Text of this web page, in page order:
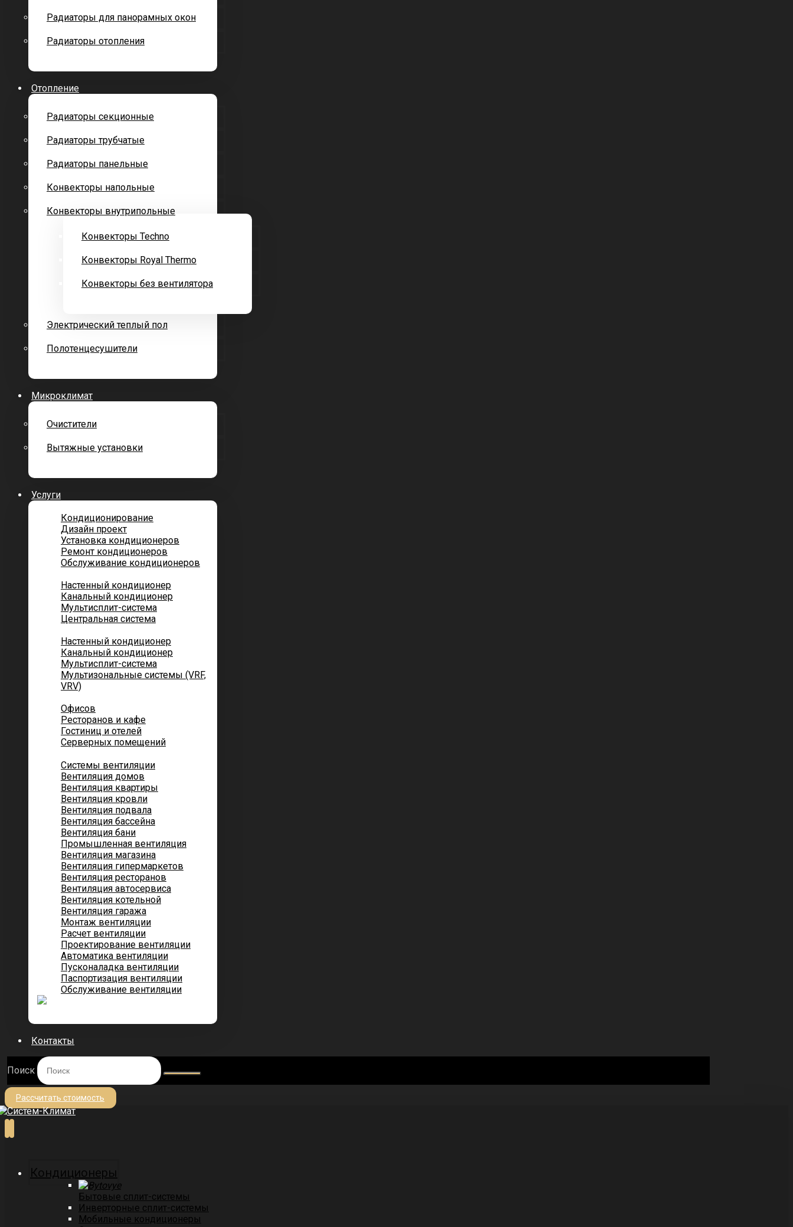
Радиаторы для панорамных окон
Радиаторы отопления
Отопление
Радиаторы секционные
Радиаторы трубчатые
Радиаторы панельные
Конвекторы напольные
Конвекторы внутрипольные
Конвекторы Techno
Конвекторы Royal Thermo
Конвекторы без вентилятора
Электрический теплый пол
Полотенцесушители
Микроклимат
Очистители
Вытяжные установки
Услуги
Кондиционирование
Дизайн проект
Установка кондиционеров
Ремонт кондиционеров
Обслуживание кондиционеров
Настенный кондиционер
Канальный кондиционер
Мультисплит-система
Центральная система
Настенный кондиционер
Канальный кондиционер
Мультисплит-система
Мультизональные системы (VRF,
VRV)
Офисов
Ресторанов и кафе
Гостиниц и отелей
Серверных помещений
Системы вентиляции
Вентиляция домов
Вентиляция квартиры
Вентиляция кровли
Вентиляция подвала
Вентиляция бассейна
Вентиляция бани
Промышленная вентиляция
Вентиляция магазина
Вентиляция гипермаркетов
Вентиляция ресторанов
Вентиляция автосервиса
Вентиляция котельной
Вентиляция гаража
Монтаж вентиляции
Расчет вентиляции
Проектирование вентиляции
Автоматика вентиляции
Пусконаладка вентиляции
Паспортизация вентиляции
Обслуживание вентиляции
Контакты
Поиск
Рассчитать стоимость
Кондиционеры
Бытовые сплит-системы
Инверторные сплит-системы
Мобильные кондиционеры